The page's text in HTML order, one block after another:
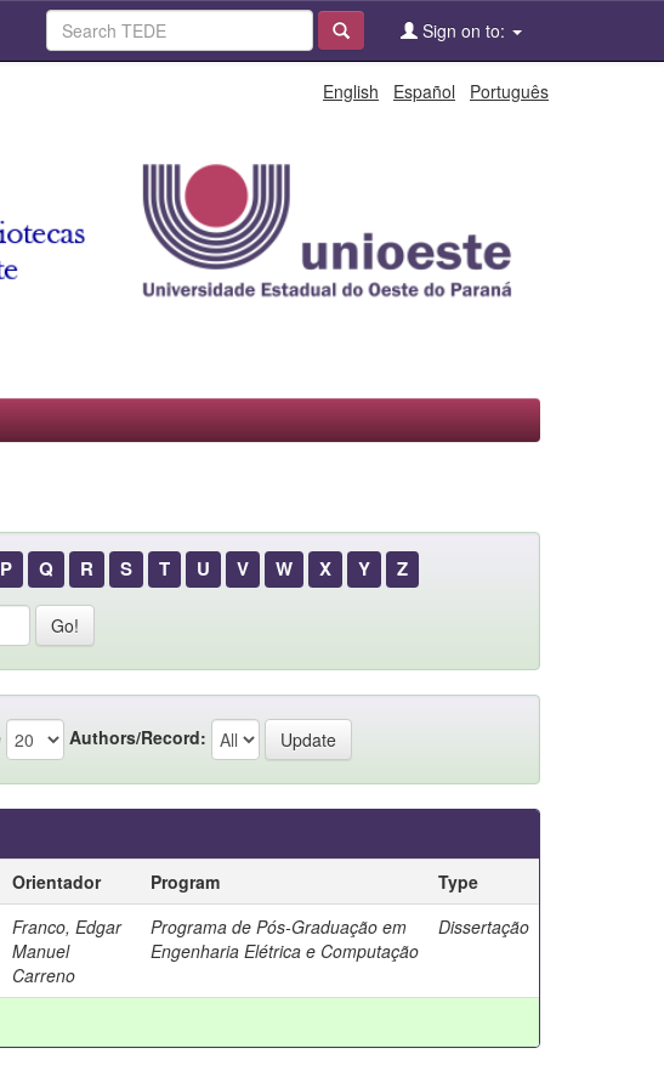
Sign on to:
English Español Português
P Q R S T U V W X Y Z
Authors/Record:
Orientador Program
Type
Franco, Edgar
Manuel
Carreno
Programa de Pós-Graduação em
Engenharia Elétrica e Computação
Dissertação